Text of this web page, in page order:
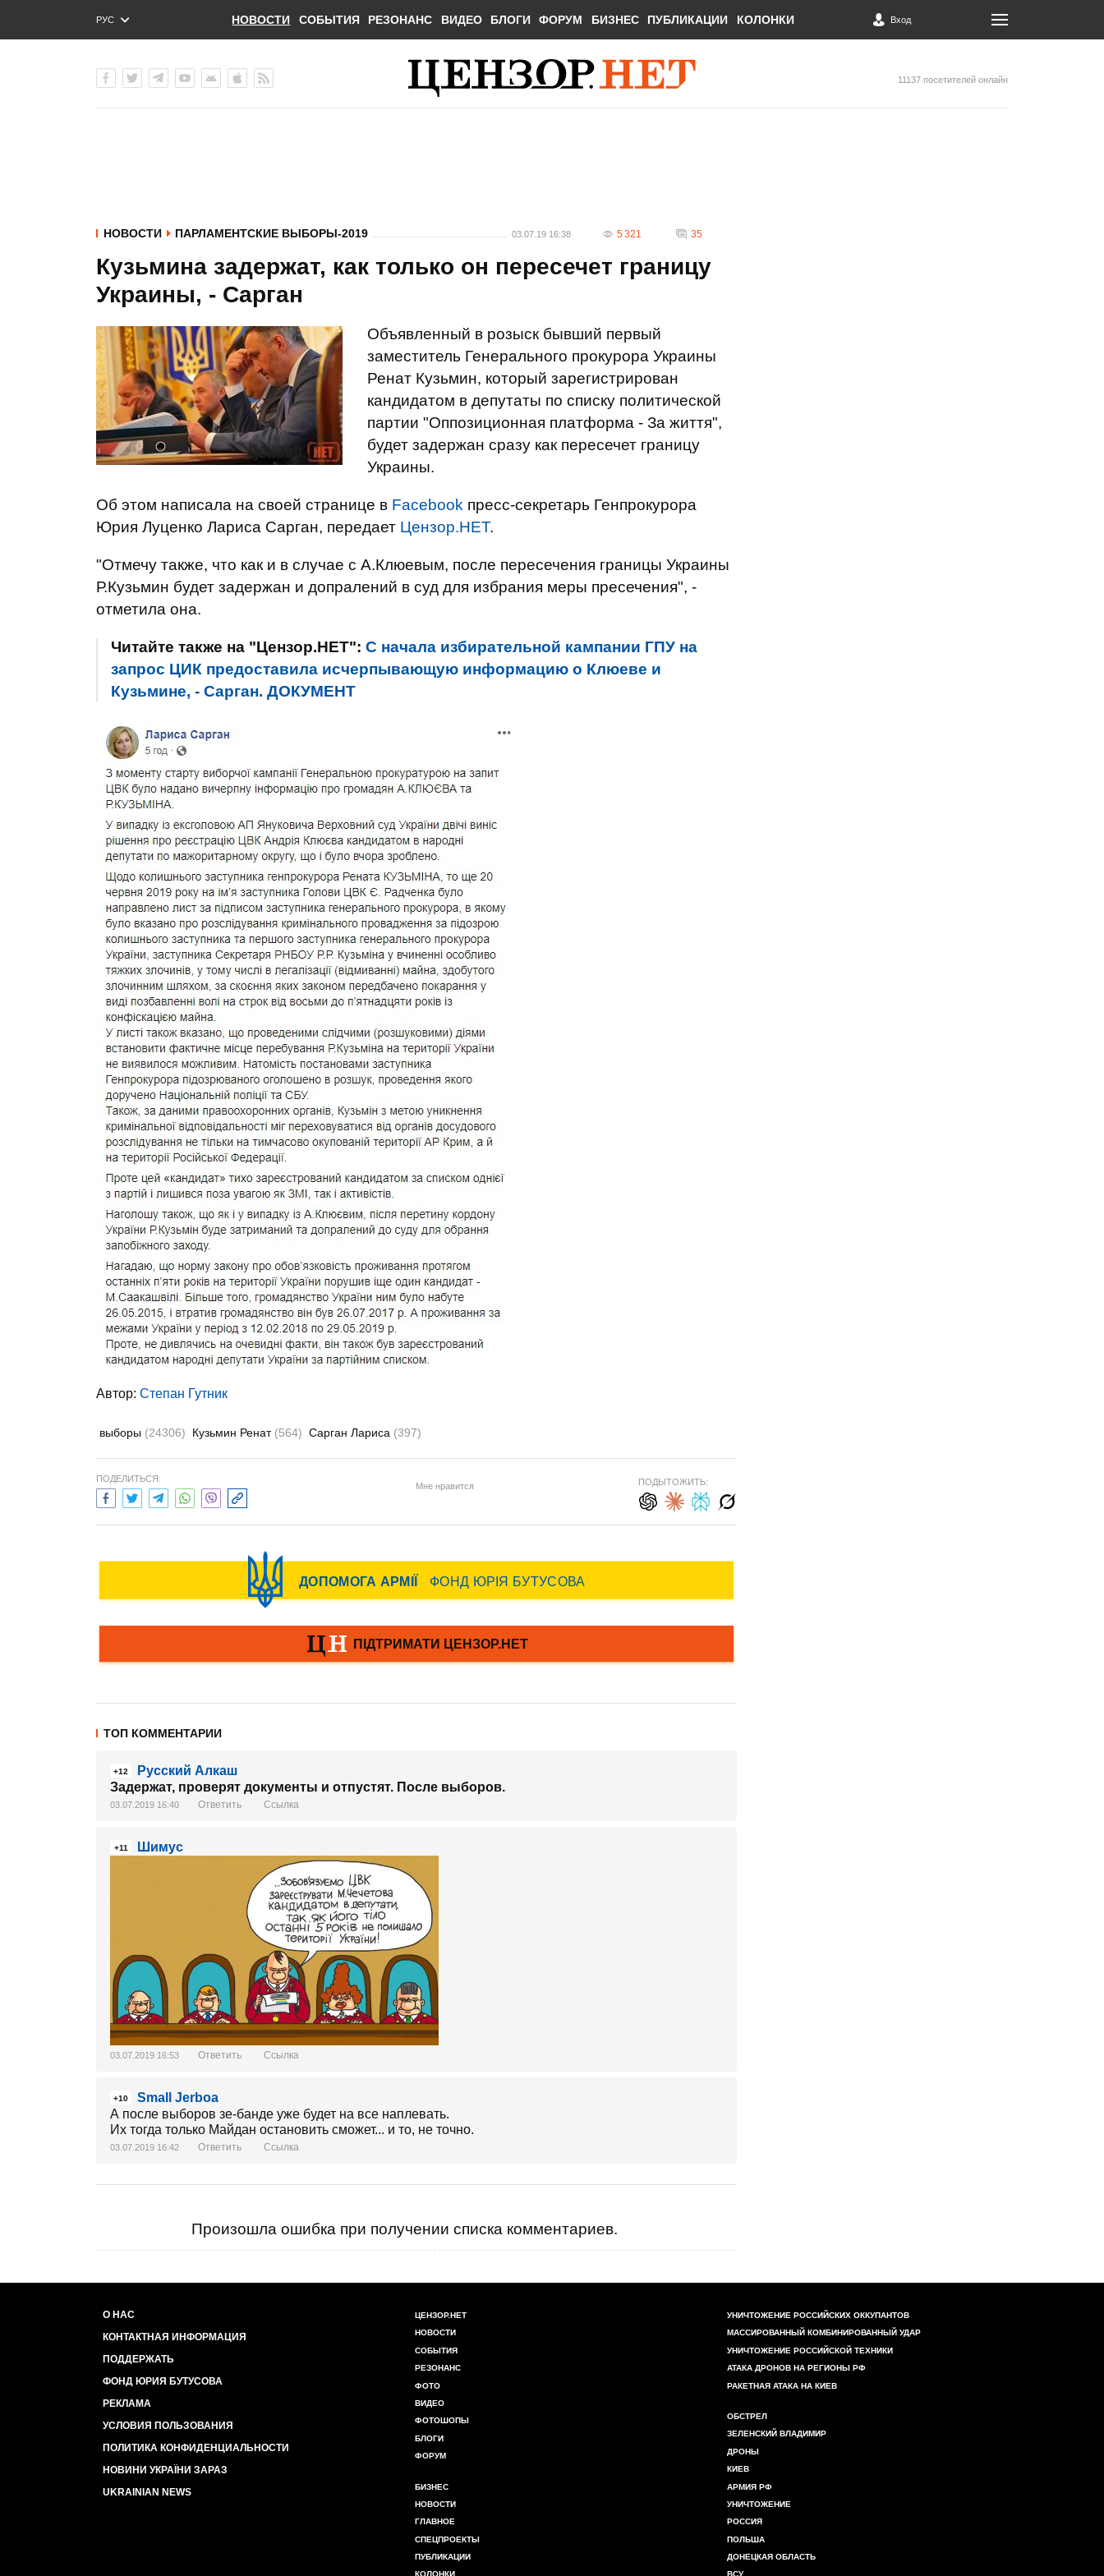
РУС
ENG
НОВОСТИ СОБЫТИЯ РЕЗОНАНС ВИДЕО БЛОГИ ФОРУМ БИЗНЕС ПУБЛИКАЦИИ КОЛОНКИ Вход
11137 посетителей онлайн
НОВОСТИ ПАРЛАМЕНТСКИЕ ВЫБОРЫ-2019 03.07.19 16:38 5 321 35
Кузьмина задержат, как только он пересечет границу
Украины, - Сарган
Объявленный в розыск бывший первый
заместитель Генерального прокурора Украины
Ренат Кузьмин, который зарегистрирован
кандидатом в депутаты по списку политической
партии "Оппозиционная платформа - За життя",
будет задержан сразу как пересечет границу
Украины.
Об этом написала на своей странице в Facebook пресс-секретарь Генпрокурора
Юрия Луценко Лариса Сарган, передает Цензор.НЕТ.
"Отмечу также, что как и в случае с А.Клюевым, после пересечения границы Украины
Р.Кузьмин будет задержан и допралений в суд для избрания меры пресечения", -
отметила она.
Читайте также на "Цензор.НЕТ": С начала избирательной кампании ГПУ на
запрос ЦИК предоставила исчерпывающую информацию о Клюеве и
Кузьмине, - Сарган. ДОКУМЕНТ
Автор: Степан Гутник
выборы (24306) Кузьмин Ренат (564) Сарган Лариса (397)
ПОДЕЛИТЬСЯ:
Мне нравится ПОДЫТОЖИТЬ:
ТОП КОММЕНТАРИИ
+12
Русский Алкаш
Задержат, проверят документы и отпустят. После выборов.
03.07.2019 16:40 Ответить Ссылка
+11 Шимус
03.07.2019 16:53 Ответить Ссылка
+10
Small Jerboa
А после выборов зе-банде уже будет на все наплевать.
Их тогда только Майдан остановить сможет... и то, не точно.
03.07.2019 16:42 Ответить Ссылка
Произошла ошибка при получении списка комментариев.
О НАС
КОНТАКТНАЯ ИНФОРМАЦИЯ
ПОДДЕРЖАТЬ
ФОНД ЮРИЯ БУТУСОВА
РЕКЛАМА
УСЛОВИЯ ПОЛЬЗОВАНИЯ
ПОЛИТИКА КОНФИДЕНЦИАЛЬНОСТИ
НОВИНИ УКРАЇНИ ЗАРАЗ
UKRAINIAN NEWS
ЦЕНЗОР.НЕТ
НОВОСТИ
СОБЫТИЯ
РЕЗОНАНС
ФОТО
ВИДЕО
ФОТОШОПЫ
БЛОГИ
ФОРУМ
БИЗНЕС
НОВОСТИ
ГЛАВНОЕ
СПЕЦПРОЕКТЫ
ПУБЛИКАЦИИ
УНИЧТОЖЕНИЕ РОССИЙСКИХ ОККУПАНТОВ
МАССИРОВАННЫЙ КОМБИНИРОВАННЫЙ УДАР
УНИЧТОЖЕНИЕ РОССИЙСКОЙ ТЕХНИКИ
АТАКА ДРОНОВ НА РЕГИОНЫ РФ
РАКЕТНАЯ АТАКА НА КИЕВ
ОБСТРЕЛ
ЗЕЛЕНСКИЙ ВЛАДИМИР
ДРОНЫ
КИЕВ
АРМИЯ РФ
УНИЧТОЖЕНИЕ
РОССИЯ
ПОЛЬША
ДОНЕЦКАЯ ОБЛАСТЬ